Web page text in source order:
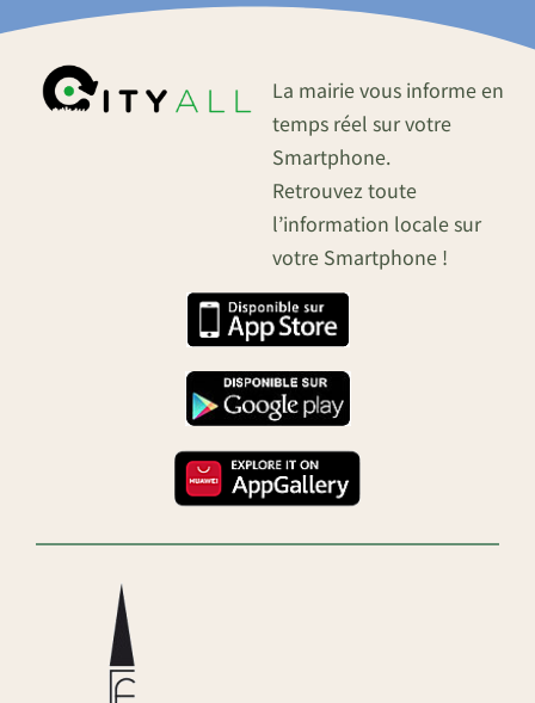
La mairie vous informe en
temps réel sur votre
Smartphone.
Retrouvez toute
l’information locale sur
votre Smartphone !